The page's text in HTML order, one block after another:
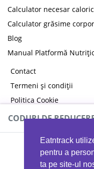
Eatntrack
pentru a
ta pe site-ul
Calculator necesar caloric
Calculator grăsime
Blog
Manual Platformă
Contact
Termeni și condiții
Politica Cookie
Politica de
CODURI DE